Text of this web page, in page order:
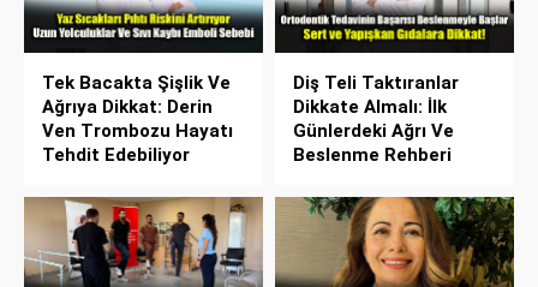
Tek Bacakta Şişlik Ve
Ağrıya Dikkat: Derin
Ven Trombozu Hayatı
Tehdit Edebiliyor
Diş Teli Taktıranlar
Dikkate Almalı: İlk
Günlerdeki Ağrı Ve
Beslenme Rehberi